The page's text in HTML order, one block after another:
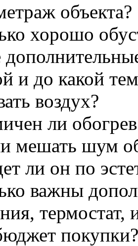
объекта?
хорошо
и до какой
воздух?
ли
мешать шум
ли он по
важны
термостат,
покупки?